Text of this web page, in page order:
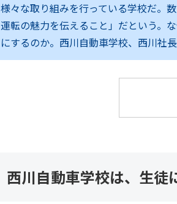
様々な取り組みを行っている学校だ。
運転の魅力を伝えること」だという。
にするのか。西川自動車学校、西川社長
西川自動車学校は、生徒